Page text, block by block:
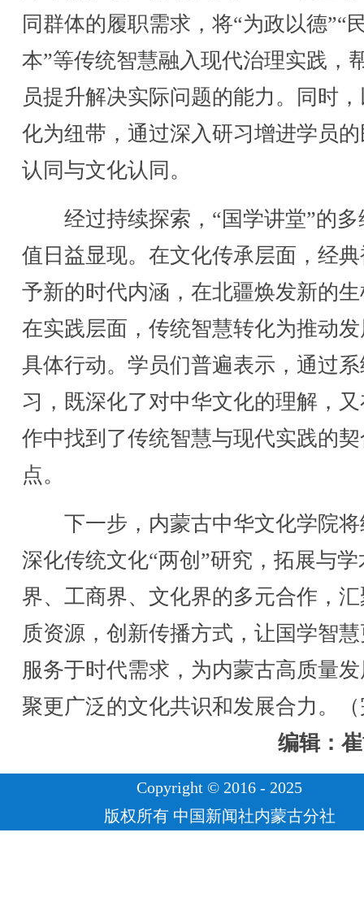
同群体的履职需求，将“为政以德”“
本”等传统智慧融入现代治理实践，
员提升解决实际问题的能力。同时
化为纽带，通过深入研习增进学员
认同与文化认同。
经过持续探索，“国学讲堂”的多
值日益显现。在文化传承层面，经
予新的时代内涵，在北疆焕发新的
在实践层面，传统智慧转化为推动
具体行动。学员们普遍表示，通过
习，既深化了对中华文化的理解，
作中找到了传统智慧与现代实践的
点。
下一步，内蒙古中华文化学院将
深化传统文化“两创”研究，拓展与学
界、工商界、文化界的多元合作，
质资源，创新传播方式，让国学智
服务于时代需求，为内蒙古高质量
聚更广泛的文化共识和发展合力。
编辑：
Copyright © 2016 - 2025
版权所有 中国新闻社内蒙古分社